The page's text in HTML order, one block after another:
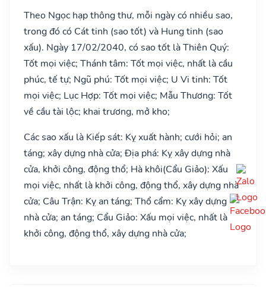
Theo Ngọc hạp thông thư, mỗi ngày có nhiều sao,
trong đó có Cát tinh (sao tốt) và Hung tinh (sao
xấu). Ngày 17/02/2040, có sao tốt là Thiên Quý:
Tốt mọi việc; Thánh tâm: Tốt mọi việc, nhất là cầu
phúc, tế tự; Ngũ phú: Tốt mọi việc; U Vi tinh: Tốt
mọi việc; Lục Hợp: Tốt mọi việc; Mẫu Thương: Tốt
về cầu tài lộc; khai trương, mở kho;
Các sao xấu là Kiếp sát: Kỵ xuất hành; cưới hỏi; an
táng; xây dựng nhà cửa; Địa phá: Kỵ xây dựng nhà
cửa, khởi công, động thổ; Hà khôi(Cẩu Giảo): Xấu
mọi việc, nhất là khởi công, động thổ, xây dựng nhà
cửa; Câu Trận: Kỵ an táng; Thổ cẩm: Kỵ xây dựng
nhà cửa; an táng; Cẩu Giảo: Xấu mọi việc, nhất là
khởi công, động thổ, xây dựng nhà cửa;